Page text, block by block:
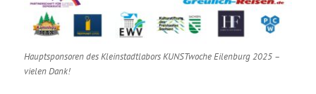
Hauptsponsoren des Kleinstadtlabors KUNSTwoche Eilenburg 2025 –
vielen Dank!